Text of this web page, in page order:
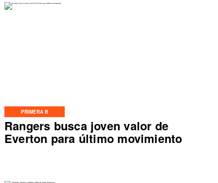
PRIMERA B
Rangers busca joven valor de
Everton para último movimiento